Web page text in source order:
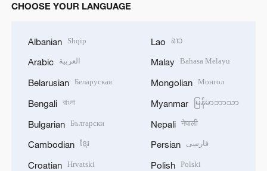
CHOOSE YOUR LANGUAGE
Albanian Shqip
Arabic العربية
Belarusian Беларуская
Bengali বাংলা
Bulgarian Български
Cambodian ខ្មែរ
Croatian Hrvatski
Lao ລາວ
Malay Bahasa Melayu
Mongolian Монгол
Myanmar မြန်မာဘာသာ
Nepali नेपाली
Persian فارسی
Polish Polski